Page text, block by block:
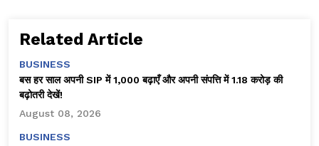
Related Article
BUSINESS
बस हर साल अपनी SIP में ₹1,000 बढ़ाएँ और अपनी संपत्ति में ₹1.18 करोड़ की
बढ़ोतरी देखें!
August 08, 2026
BUSINESS